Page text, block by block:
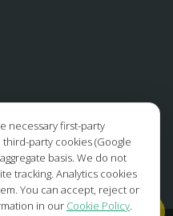
necessary first-party
party cookies (Google
basis. We do not
tracking. Analytics cookies
You can accept, reject or
in our Cookie Policy.